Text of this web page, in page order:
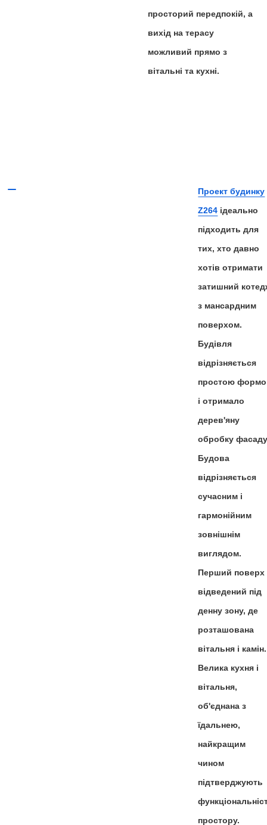
просторий передпокій, а
вихід на терасу
можливий прямо з
вітальні та кухні.
Проект будинку
Z264 ідеально
підходить для
тих, хто давно
хотів отримати
затишний
з мансардним
поверхом.
Будівля
відрізняється
простою
і отримало
дерев'яну
обробку
Будова
відрізняється
сучасним і
гармонійним
зовнішнім
виглядом.
Перший поверх
відведений під
денну зону, де
розташована
вітальня і камін.
Велика кухня і
вітальня,
об'єднана з
їдальнею,
найкращим
чином
підтверджують
простору.